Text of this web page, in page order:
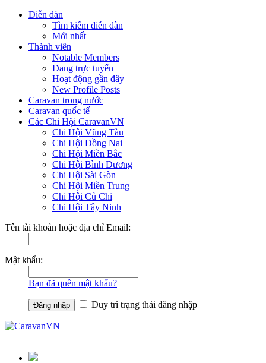
Diễn đàn
Tìm kiếm diễn đàn
Mới nhất
Thành viên
Notable Members
Đang trực tuyến
Hoạt động gần đây
New Profile Posts
Caravan trong nước
Caravan quốc tế
Các Chi Hội CaravanVN
Chi Hội Vũng Tàu
Chi Hội Đồng Nai
Chi Hội Miền Bắc
Chi Hội Bình Dương
Chi Hội Sài Gòn
Chi Hội Miền Trung
Chi Hội Củ Chi
Chi Hội Tây Ninh
Tên tài khoản hoặc địa chỉ Email:
Mật khẩu:
Bạn đã quên mật khẩu?
Duy trì trạng thái đăng nhập